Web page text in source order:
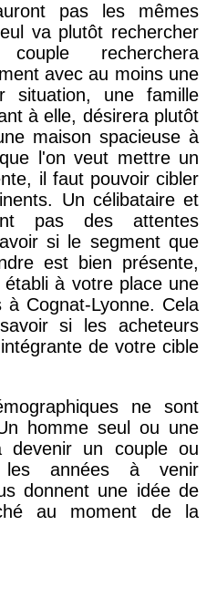
pas les mêmes
va plutôt rechercher
recherchera
avec au moins une
situation, une famille
à elle, désirera plutôt
maison spacieuse à
l'on veut mettre un
il faut pouvoir cibler
Un célibataire et
pas des attentes
si le segment que
est bien présente,
à votre place une
Cognat-Lyonne. Cela
si les acheteurs
de votre cible
ne sont
homme seul ou une
devenir un couple ou
années à venir
donnent une idée de
au moment de la